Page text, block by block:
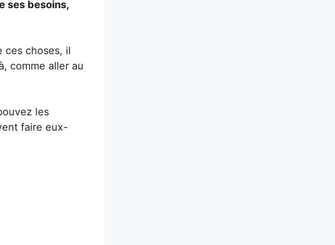
ses besoins,
ces choses, il
comme aller au
les
faire eux-